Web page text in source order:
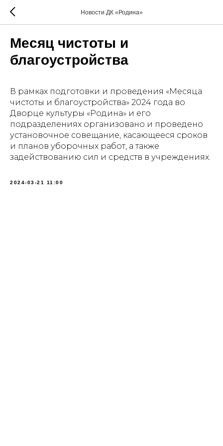
Новости ДК «Родина»
Месяц чистоты и
благоустройства
В рамках подготовки и проведения «Месяца
чистоты и благоустройства» 2024 года во
Дворце культуры «Родина» и его
подразделениях организовано и проведено
установочное совещание, касающееся сроков
и планов уборочных работ, а также
задействованию сил и средств в учреждениях.
2024-03-21 11:00